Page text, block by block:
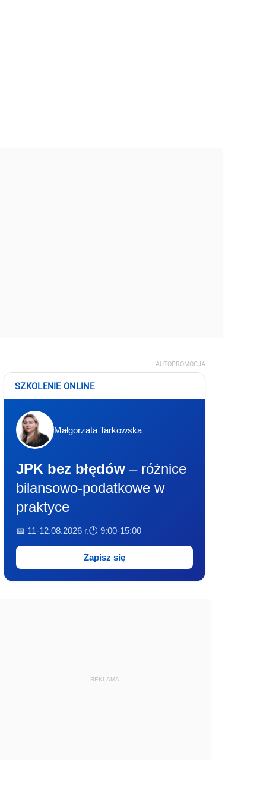
AUTOPROMOCJA
SZKOLENIE ONLINE
Małgorzata Tarkowska
JPK bez błędów – różnice
bilansowo-podatkowe w
praktyce
📅 11-12.08.2026 r.🕐 9:00-15:00
Zapisz się
REKLAMA